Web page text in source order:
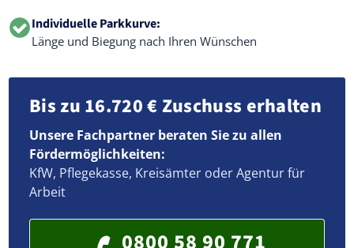
Individuelle Parkkurve:
Länge und Biegung nach Ihren Wünschen
Bis zu 16.720 € Zuschuss erhalten
Unsere Fachpartner beraten Sie zu allen
Fördermöglichkeiten:
KfW, Pflegekasse, Kreisämter oder Agentur für
Arbeit
0800 58 90 771